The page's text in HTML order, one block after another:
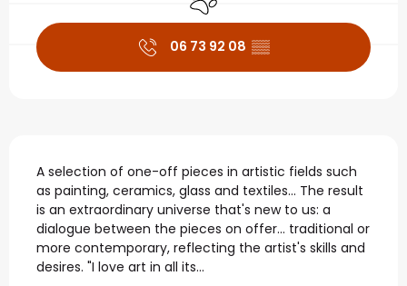
06 73 92 08 ▒▒
Beschrijving
A selection of one-off pieces in artistic fields such
as painting, ceramics, glass and textiles... The result
is an extraordinary universe that's new to us: a
dialogue between the pieces on offer... traditional or
more contemporary, reflecting the artist's skills and
desires. "I love art in all its...